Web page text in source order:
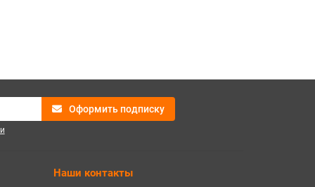
Оформить подписку
Наши контакты